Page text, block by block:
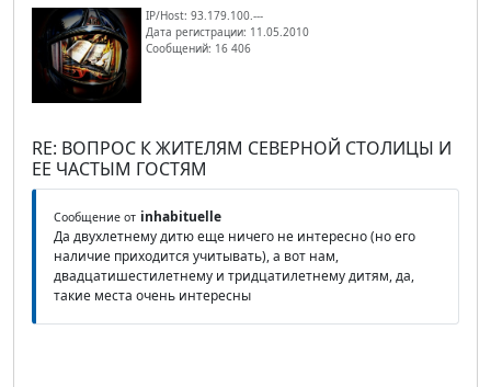
IP/Host: 93.179.100.---
Дата регистрации: 11.05.2010
Сообщений: 16 406
RE: ВОПРОС К ЖИТЕЛЯМ СЕВЕРНОЙ СТОЛИЦЫ И
ЕЕ ЧАСТЫМ ГОСТЯМ
Сообщение от inhabituelle
Да двухлетнему дитю еще ничего не интересно (но его
наличие приходится учитывать), а вот нам,
двадцатишестилетнему и тридцатилетнему дитям, да,
такие места очень интересны